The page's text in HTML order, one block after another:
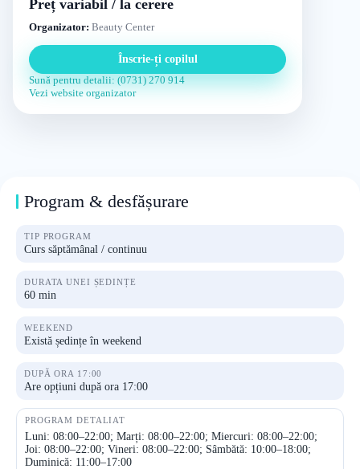
Preț variabil / la cerere
Organizator: Beauty Center
Înscrie-ți copilul
Sună pentru detalii: (0731) 270 914
Vezi website organizator
Program & desfășurare
TIP PROGRAM
Curs săptămânal / continuu
DURATA UNEI ȘEDINȚE
60 min
WEEKEND
Există ședințe în weekend
DUPĂ ORA 17:00
Are opțiuni după ora 17:00
PROGRAM DETALIAT
Luni: 08:00–22:00; Marți: 08:00–22:00; Miercuri: 08:00–22:00;
Joi: 08:00–22:00; Vineri: 08:00–22:00; Sâmbătă: 10:00–18:00;
Duminică: 11:00–17:00